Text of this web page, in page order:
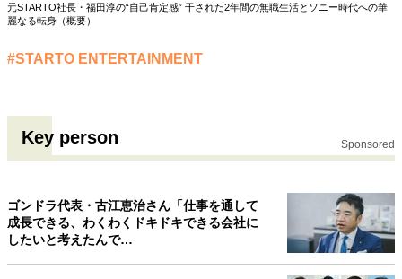
私を彩るエッセンス
60代のネクストステージ
地域とつながる/お金との付き合い方
元STARTO社長・福田淳の“自己肯定感” 干された2年間の無職生活とソニー時代への華
麗なる転身（概要）
#STARTO ENTERTAINMENT
Key person Sponsored
ゴンドラ代表・古江恵治さん「仕事を通して
成長できる、わくわくドキドキできる会社に
したいと考えたんで…